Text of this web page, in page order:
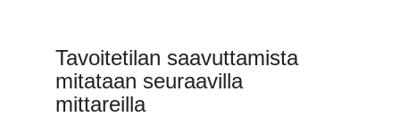
Tavoitetilan saavuttamista
mitataan seuraavilla
mittareilla